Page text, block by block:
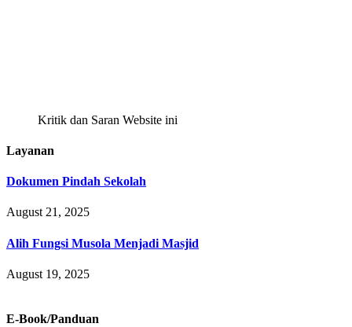
Kritik dan Saran Website ini
Layanan
Dokumen Pindah Sekolah
August 21, 2025
Alih Fungsi Musola Menjadi Masjid
August 19, 2025
E-Book/Panduan